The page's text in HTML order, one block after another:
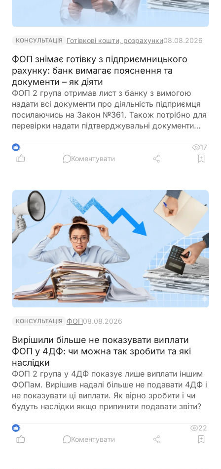
КОНСУЛЬТАЦІЯ Готівкові кошти, розрахунки08.08.2026
ФОП знімає готівку з підприємницького
рахунку: банк вимагає пояснення та
документи – як діяти
ФОП 2 група отримав лист з банку з вимогою
надати всі документи про діяльність підприємця
посилаючись на Закон №361. Також потрібно для
перевірки надати підтверджувальні документи
готівкових коштів (в дозволеному об’ємі
періодично знімаються з поточного рахунку).
банку?
5
17
Коментувати
КОНСУЛЬТАЦІЯ ФОП08.08.2026
Вирішили більше не показувати виплати
ФОП у 4ДФ: чи можна так зробити та які
наслідки
ФОП 2 група у 4ДФ показує лише виплати іншим
ФОПам. Вирішив надалі більше не подавати 4ДФ і
не показувати ці виплати. Як вірно зробити і чи
будуть наслідки якщо припинити подавати звіти?
5
22
Коментувати